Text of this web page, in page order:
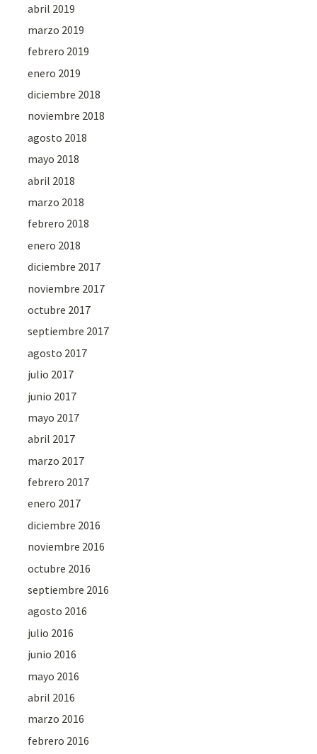
abril 2019
marzo 2019
febrero 2019
enero 2019
diciembre 2018
noviembre 2018
agosto 2018
mayo 2018
abril 2018
marzo 2018
febrero 2018
enero 2018
diciembre 2017
noviembre 2017
octubre 2017
septiembre 2017
agosto 2017
julio 2017
junio 2017
mayo 2017
abril 2017
marzo 2017
febrero 2017
enero 2017
diciembre 2016
noviembre 2016
octubre 2016
septiembre 2016
agosto 2016
julio 2016
junio 2016
mayo 2016
abril 2016
marzo 2016
febrero 2016